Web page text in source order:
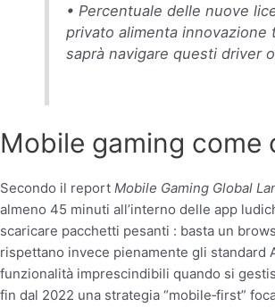
• Percentuale delle nuove
privato alimenta
saprà navigare questi driver
Mobile gaming come
Secondo il report Mobile Gaming Global
almeno 45 minuti all’interno delle app
scaricare pacchetti pesanti : basta un
rispettano invece pienamente gli standard
funzionalità imprescindibili quando si
fin dal 2022 una strategia “mobile‑first”